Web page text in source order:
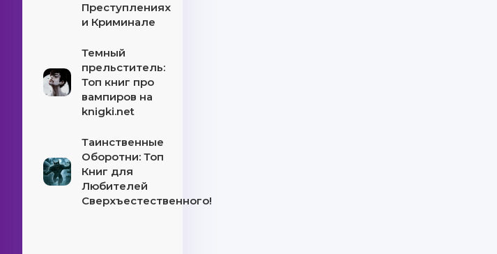
Преступлениях
и Криминале
Темный
прельститель:
Топ книг про
вампиров на
knigki.net
Таинственные
Оборотни: Топ
Книг для
Любителей
Сверхъестественного!